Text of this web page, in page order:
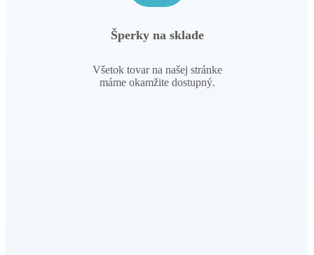
Šperky na sklade
Všetok tovar na našej stránke
máme okamžite dostupný.